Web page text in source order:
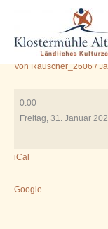
springen
10.00
Joga im
VonRauscher_2606/
im
0:00
Freitag, 31. Januar
iCal
Google